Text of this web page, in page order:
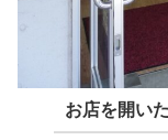
お店を開い